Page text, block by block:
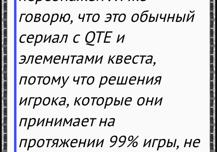
говорю, что это обычный
сериал с QTE и
элементами квеста,
потому что решения
игрока, которые они
принимает на
протяжении 99% игры, не